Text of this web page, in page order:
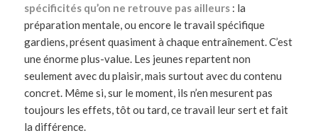
spécificités qu’on ne retrouve pas ailleurs: la
préparation mentale, ou encore le travail spécifique
gardiens, présent quasiment à chaque entraînement. C’est
une énorme plus-value. Les jeunes repartent non
seulement avec du plaisir, mais surtout avec du contenu
concret. Même si, sur le moment, ils n’en mesurent pas
toujours les effets, tôt ou tard, ce travail leur sert et fait
la différence.